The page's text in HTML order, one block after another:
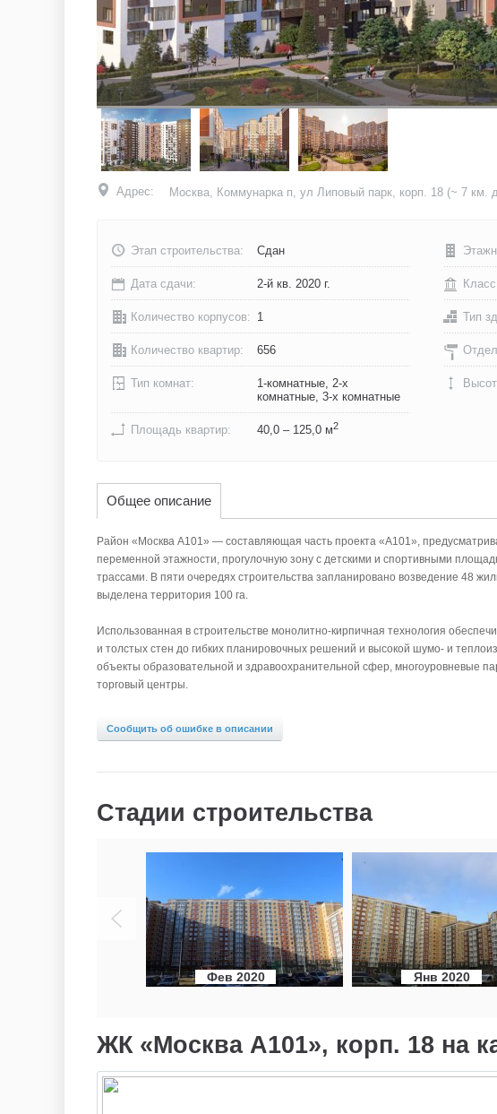
Адрес: Москва, Коммунарка п, ул Липовый парк, корп. 18 (~ 7 км.
Этап строительства: Сдан
Дата сдачи: 2-й кв. 2020 г.
Количество корпусов: 1
Количество квартир: 656
Тип комнат:
1-комнатные, 2-х
комнатные, 3-х комнатные
Площадь квартир: 40,0 – 125,0 м2
Тип
Общее описание
Район «Москва А101» — составляющая часть проекта «А101»,
переменной этажности, прогулочную зону с детскими и спортивными
трассами. В пяти очередях строительства запланировано возведение 48
выделена территория 100 га.
Использованная в строительстве монолитно-кирпичная технология
и толстых стен до гибких планировочных решений и высокой шумо- и
объекты образовательной и здравоохранительной сфер, многоуровневые
торговый центры.
Сообщить об ошибке в описании
Стадии строительства
Фев 2020 Янв 2020
ЖК «Москва А101», корп. 18 на